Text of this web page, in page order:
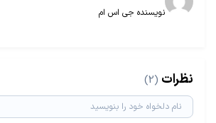
نویسنده جی اس ام
نظرات (2)